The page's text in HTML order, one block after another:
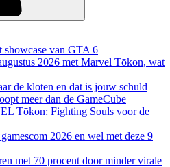
van GTA 6
2026 met Marvel Tōkon, wat
de kloten en dat is jouw schuld
meer dan de GameCube
Tōkon: Fighting Souls voor de
2026 en wel met deze 9
met 70 procent door minder virale